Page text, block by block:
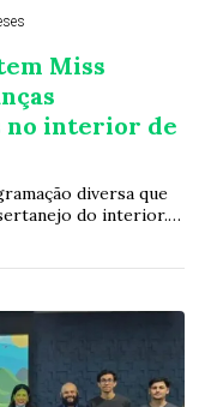
Miss
no interior de
diversa que
do interior.